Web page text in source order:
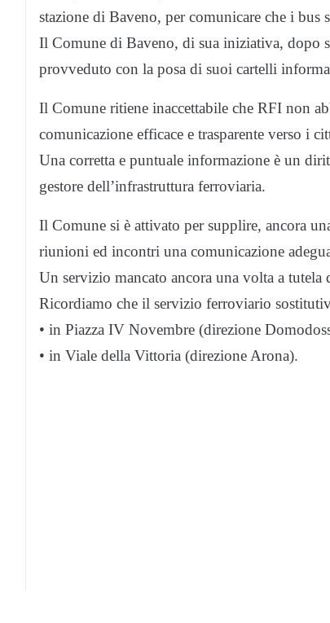
stazione di Baveno, per comunicare che i bus
Il Comune di Baveno, di sua iniziativa, dopo
provveduto con la posa di suoi cartelli
Il Comune ritiene inaccettabile che RFI non
comunicazione efficace e trasparente verso i
Una corretta e puntuale informazione è un
gestore dell’infrastruttura ferroviaria.
Il Comune si è attivato per supplire, ancora
riunioni ed incontri una comunicazione
Un servizio mancato ancora una volta a tutela
Ricordiamo che il servizio ferroviario
• in Piazza IV Novembre (direzione
• in Viale della Vittoria (direzione Arona).